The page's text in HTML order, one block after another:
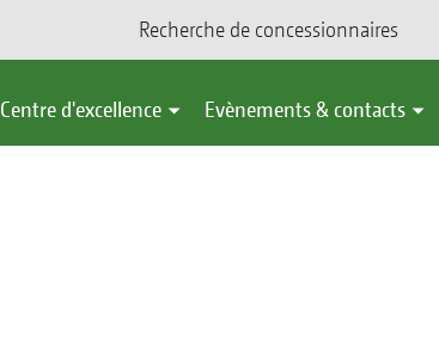
Recherche de concessionnaires
Centre d'excellence Evènements & contacts